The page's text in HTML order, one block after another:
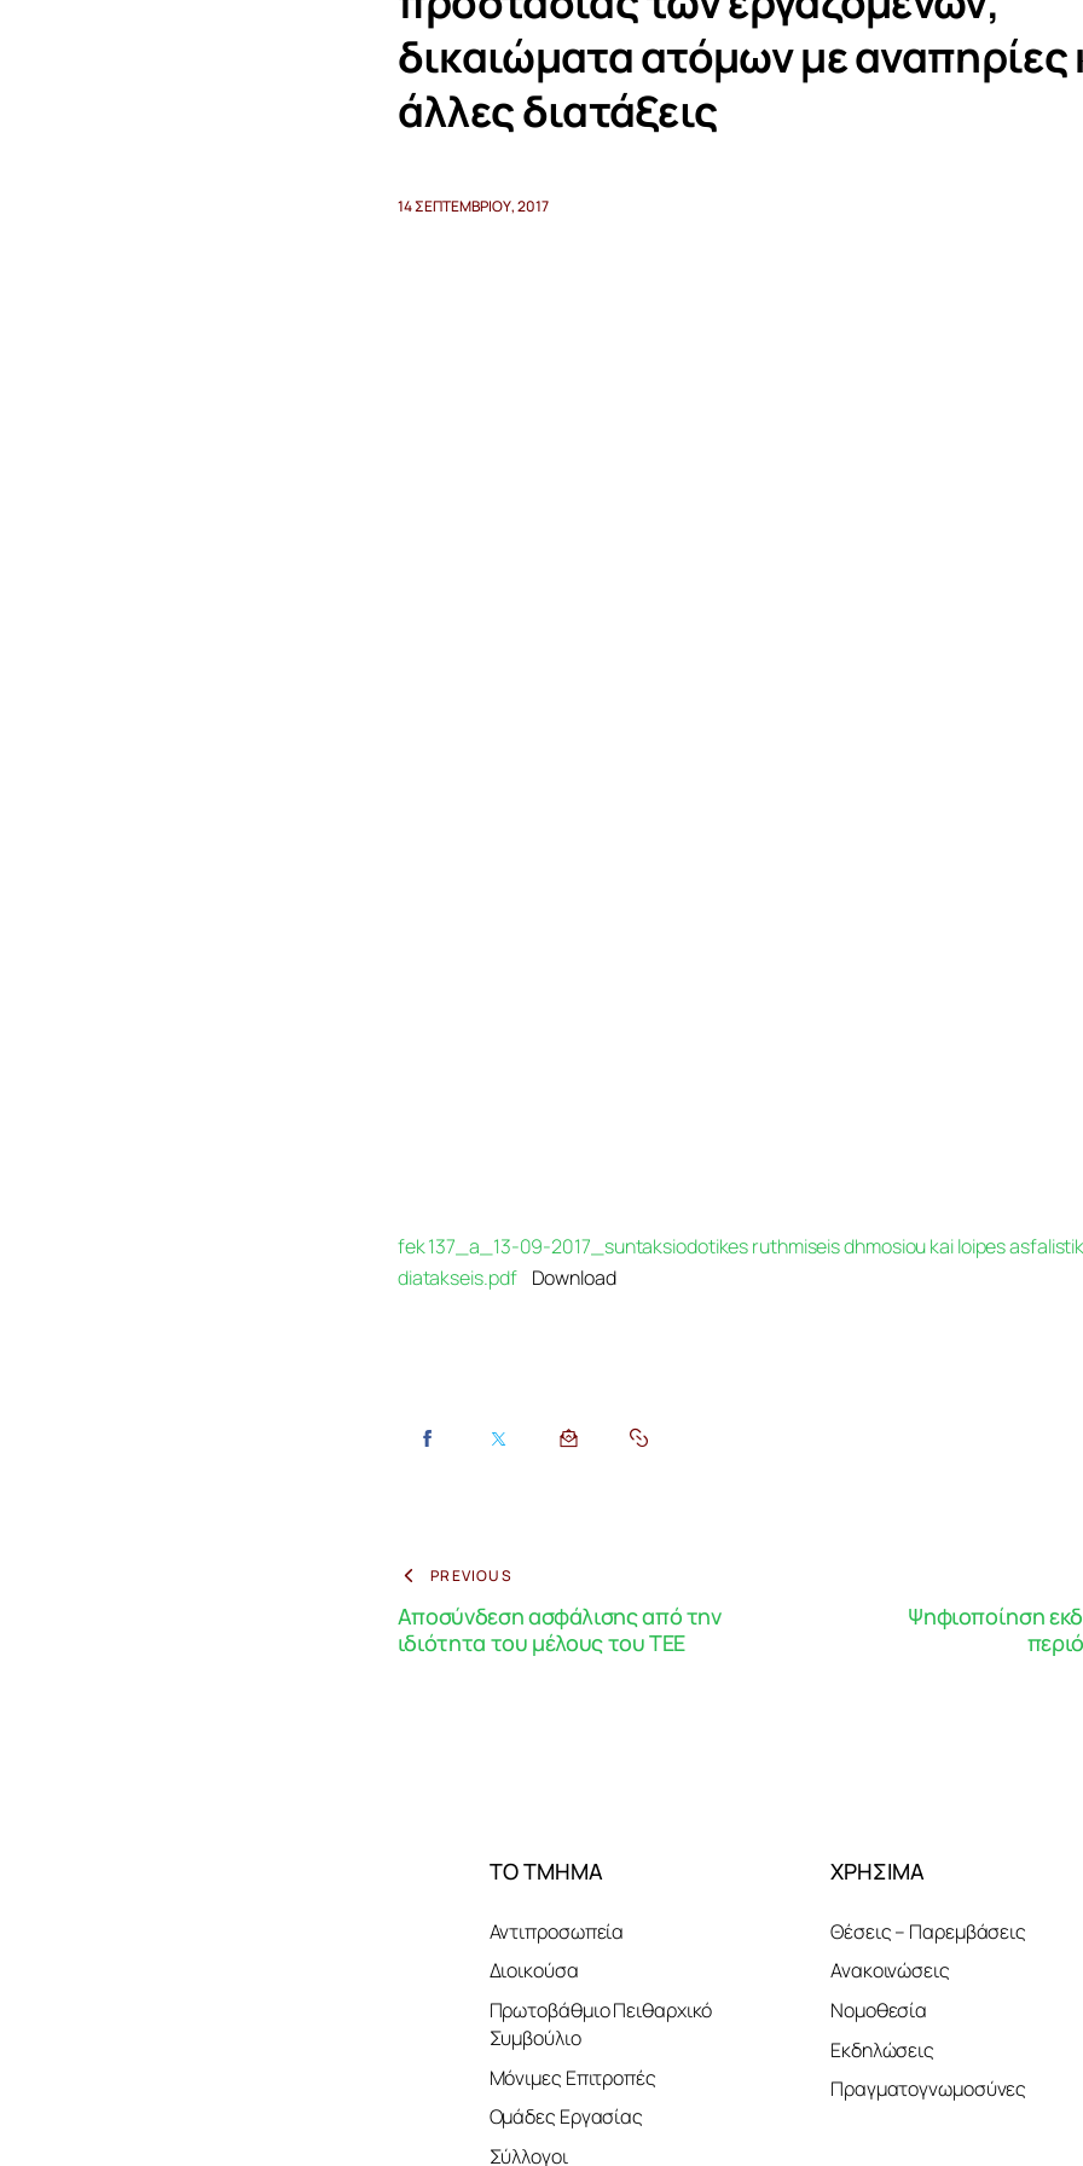
δικαιώματα ατόμων με αναπηρίες
άλλες διατάξεις
14 ΣΕΠΤΕΜΒΡΊΟΥ, 2017
fek 137_a_13-09-2017_suntaksiodotikes ruthmiseis dhmosiou kai loipes
diatakseis.pdf
Download
PREVIOUS
Αποσύνδεση ασφάλισης από την
ιδιότητα του μέλους του ΤΕΕ
Ψηφιοποίηση
ΤΟ ΤΜΗΜΑ
Αντιπροσωπεία
Διοικούσα
Πρωτοβάθμιο Πειθαρχικό
Συμβούλιο
Μόνιμες Επιτροπές
Ομάδες Εργασίας
Σύλλογοι
ΧΡΗΣΙΜΑ
Θέσεις – Παρεμβάσεις
Ανακοινώσεις
Νομοθεσία
Εκδηλώσεις
Πραγματογνωμοσύνες